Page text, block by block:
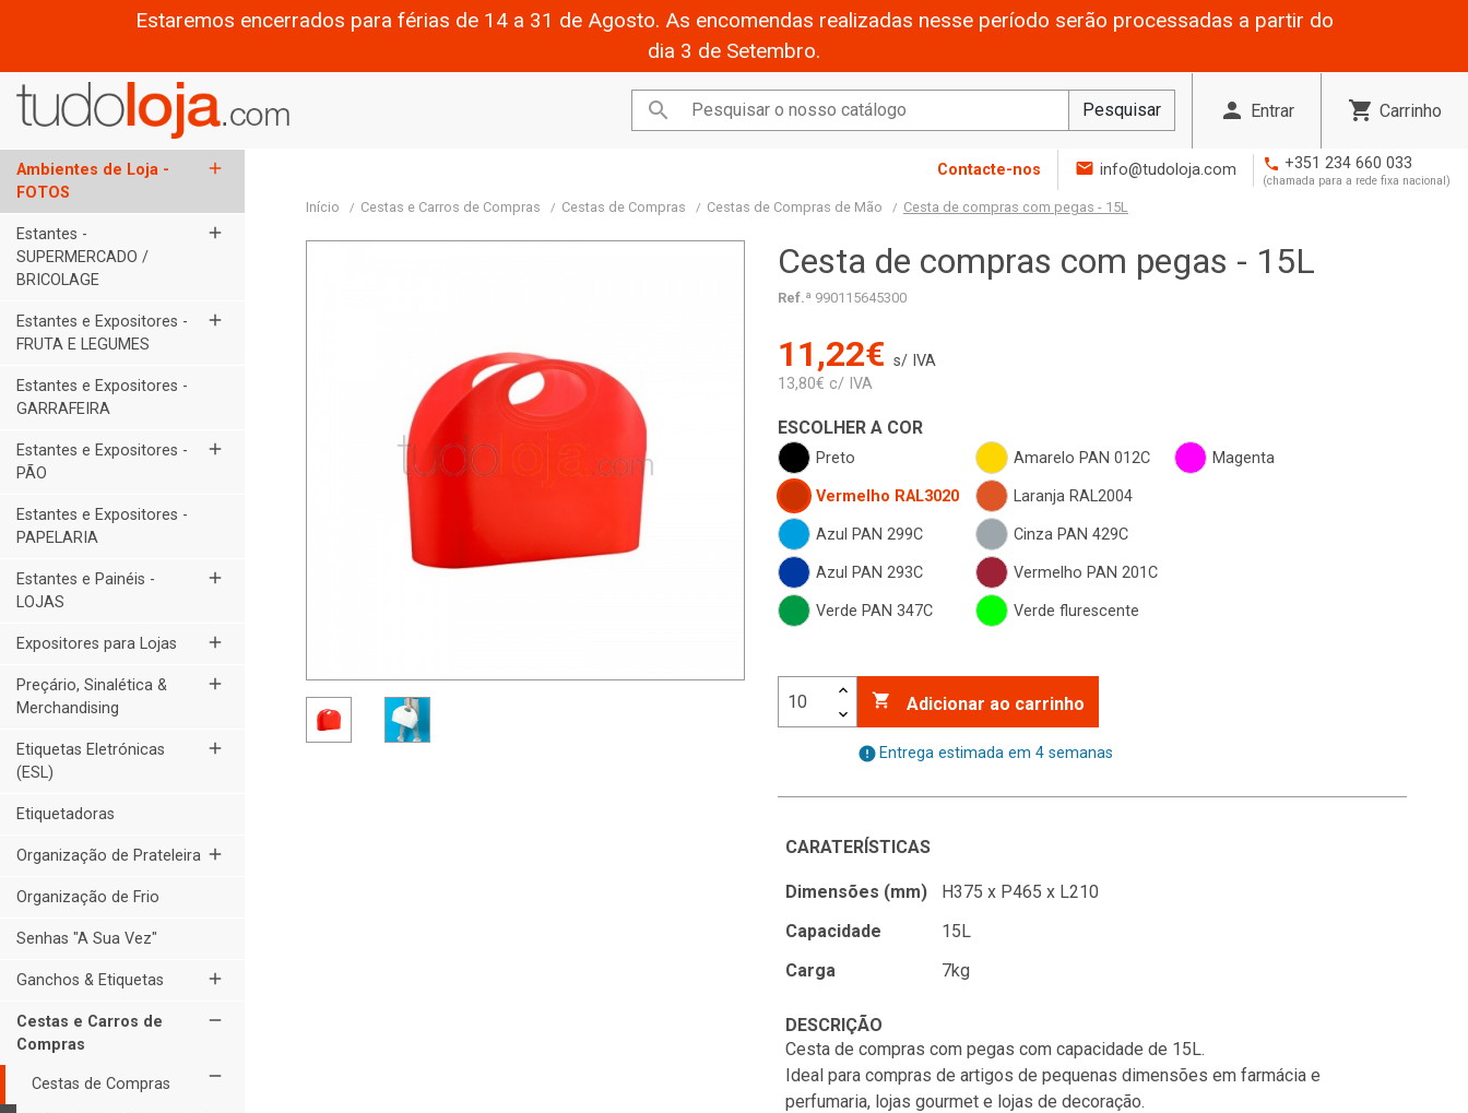
Estaremos encerrados para férias de 14 a 31 de Agosto. As encomendas realizadas nesse período serão processadas a partir do
dia 3 de Setembro.
 Pesquisar person Entrar shopping_cart Carrinho
Ambientes de Loja -
FOTOS
add
Estantes -
SUPERMERCADO /
BRICOLAGE
add
Estantes e Expositores -
FRUTA E LEGUMES
add
Estantes e Expositores -
GARRAFEIRA
Estantes e Expositores -
PÃO
add
Estantes e Expositores -
PAPELARIA
Estantes e Painéis -
LOJAS
add
Expositores para Lojas add
Preçário, Sinalética &
Merchandising
add
Etiquetas Eletrónicas
(ESL)
add
Etiquetadoras
Organização de Prateleira add
Organização de Frio
Senhas "A Sua Vez"
Ganchos & Etiquetas add
Cestas e Carros de
Compras
remove
Cestas de Compras remove
Contacte-nos mail info@tudoloja.com phone +351 234 660 033
(chamada para a rede fixa nacional)
Início Cestas e Carros de Compras Cestas de Compras Cestas de Compras de Mão Cesta de compras com pegas - 15L
Cesta de compras com pegas - 15L
Ref.ª 990115645300
11,22€ s/ IVA
13,80€ c/ IVA
ESCOLHER A COR
Preto
Vermelho RAL3020
Azul PAN 299C
Azul PAN 293C
Verde PAN 347C
Amarelo PAN 012C
Laranja RAL2004
Cinza PAN 429C
Vermelho PAN 201C
Verde flurescente
Magenta
 Adicionar ao carrinho
error Entrega estimada em 4 semanas
CARATERÍSTICAS
Dimensões (mm)
H375 x P465 x L210
Capacidade
15L
Carga
7kg
DESCRIÇÃO
Cesta de compras com pegas com capacidade de 15L.
Ideal para compras de artigos de pequenas dimensões em farmácia e
perfumaria, lojas gourmet e lojas de decoração.